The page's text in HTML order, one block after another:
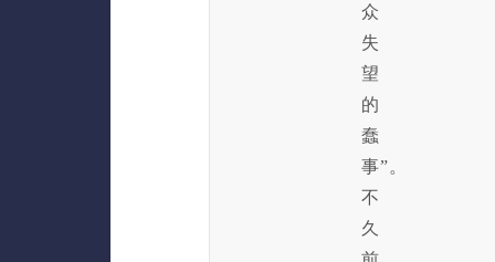
众
失
望
的
蠢
事”。
不
久